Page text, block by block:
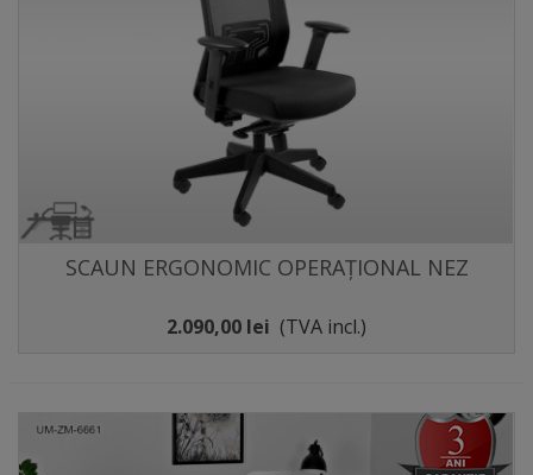
SCAUN ERGONOMIC OPERAȚIONAL NEZ
2.090,00 lei (TVA incl.)